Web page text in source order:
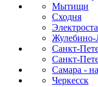
Мытищи
Сходня
Санкт-
Санкт-
Самара -
Черкесск